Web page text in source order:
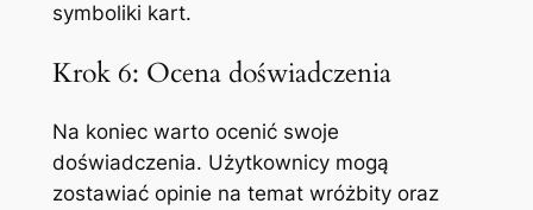
symboliki kart.
Krok 6: Ocena doświadczenia
Na koniec warto ocenić swoje
doświadczenia. Użytkownicy mogą
zostawiać opinie na temat wróżbity oraz